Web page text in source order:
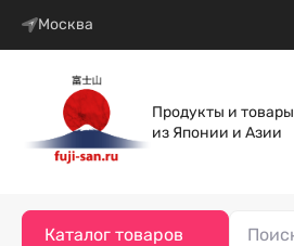
Москва
Продукты и товары
из Японии и Азии
Каталог товаров